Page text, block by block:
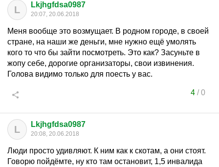
L Lkjhgfdsa0987
20:07, 20.06.2018
Меня вообще это возмущает. В родном городе, в своей
стране, на наши же деньги, мне нужно ещё умолять
кого то что бы зайти посмотреть. Это как? Засуньте в
жопу себе, дорогие организаторы, свои извинения.
Голова видимо только для поесть у вас.
4/0
L Lkjhgfdsa0987
20:08, 20.06.2018
Люди просто удивляют. К ним как к скотам, а они стоят.
Говорю пойдёмте, ну кто там остановит, 1,5 инвалида